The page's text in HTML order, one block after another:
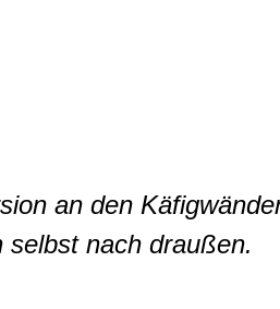
an den
selbst nach draußen.